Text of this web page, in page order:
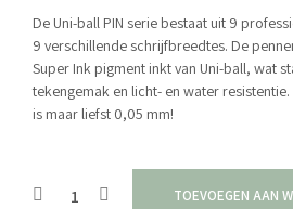
De Uni-ball PIN serie bestaat uit 9
9 verschillende schrijfbreedtes. De
Super Ink pigment inkt van Uni-ball, wat
tekengemak en licht- en water
is maar liefst 0,05 mm!
TOEVOEGEN AAN